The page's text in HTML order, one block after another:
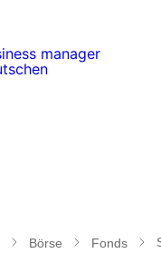
manager
Börse Fonds